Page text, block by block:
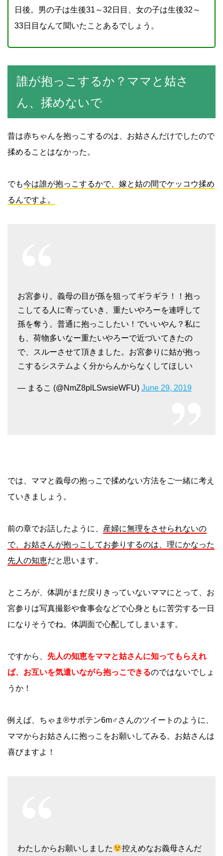
日後。男の子は生後31～32日目、女の子は生後32～
33日目なんて聞いたことあるでしょう。
誰が抱っこするか？ママと姑さ
ん、揉めないで
昔は赤ちゃんを抱っこするのは、お姑さんだけでしたので
揉めることはなかった。
でも今は誰が抱っこするかで、嫁と姑の間でケッコウ揉め
るんですよ。
お宮参り。義母の目が孫を狙ってギラギラ！！抱っ
こしてる人に寄っていき、重たいやろーを連呼して
孫を奪う。普通に抱っこしたい！でいいやん？私に
も、荷物多いなー重たいやろーで近づいてきたの
で、スルーさせて頂きました。お宮参りに姑が抱っ
こするシステムよく分からんからなくしてほしい
— まるこ (@NmZ8plLSwsieWFU) June 29, 2019
では、ママと義母の抱っこで揉めない方法をご一緒に考え
ていきましょう。
前の章でお話したように、 産婦に無理をさせられないの
で、お姑さんが抱っこしてお参りするのは、理にかなった
先人の知恵だと思います。
ところが、体調がまだ戻りきっていないママにとって、お
宮参りは写真撮影や食事会などで心身ともに苦労する一日
になりそうでね。体調面で心配してしまいます。
ですから、 先人の知恵をママと姑さんに知ってもらえれ
ば、お互いを気遣いながら抱っこできるのではないでしょ
うか！
例えば、ちゃま®サボテン6m♂さんのツイートのように、
ママからお姑さんに抱っこをお願いしてみる。お姑さんは
喜びますよ！
わたしからお願いしました
控えめなお義母さんだ